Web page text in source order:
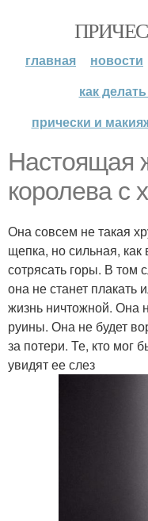
главная новости
как
прически и
Настоящая
королева с
Она совсем не такая
щепка, но сильная, как
сотрясать горы. В том
она не станет плакать
жизнь ничтожной. Она
руины. Она не будет
за потери. Те, кто мог
увидят ее слез